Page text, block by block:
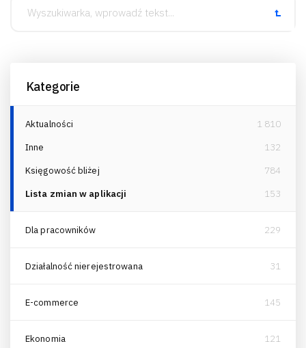
Kategorie
Aktualności
1 810
Inne
132
Księgowość bliżej
784
Lista zmian w aplikacji
153
Dla pracowników 229
Działalność nierejestrowana 31
E-commerce 145
Ekonomia 121